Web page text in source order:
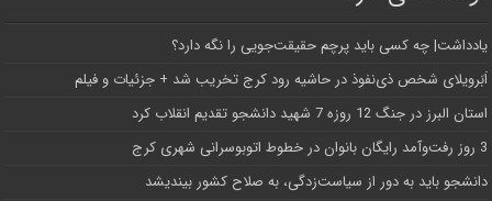
یادداشت| ‌چه کسی باید پرچم حقیقت‌جویی را نگه دارد؟
اَبَر‌ویلای شخص ذی‌نفوذ در حاشیه‌ رود کرج تخریب شد + جزئیات و فیلم
استان البرز در جنگ 12 روزه 7 شهید دانشجو تقدیم انقلاب کرد
3 روز رفت‌وآمد رایگان بانوان در خطوط اتوبوسرانی شهری کرج
دانشجو باید به دور از سیاست‌زدگی، به صلاح کشور بیندیشد